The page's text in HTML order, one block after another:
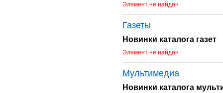
Элемент не найден
Газеты
Новинки каталога газет
Элемент не найден
Мультимедиа
Новинки каталога